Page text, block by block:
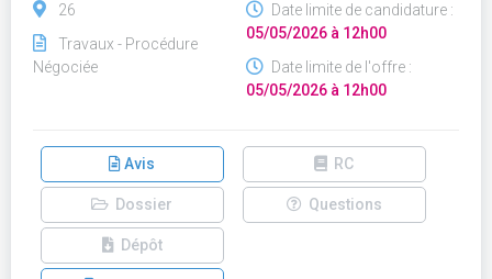
26
Travaux - Procédure
Négociée
Date limite de candidature :
05/05/2026 à 12h00
Date limite de l'offre :
05/05/2026 à 12h00
Avis RC
Dossier Questions
Dépôt